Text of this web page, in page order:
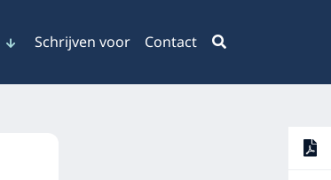
Schrijven voor Contact